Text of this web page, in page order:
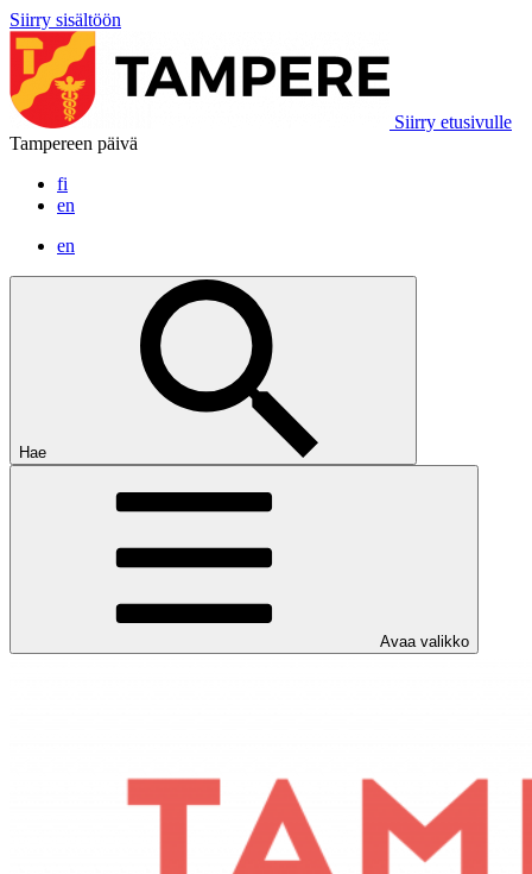
Siirry sisältöön
Siirry etusivulle
Tampereen päivä
fi
en
en
Hae
Avaa valikko